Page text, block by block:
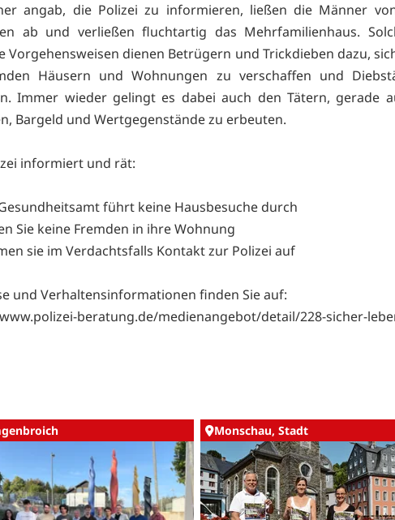
angab, die Polizei zu informieren, ließen die Männer
ab und verließen fluchtartig das Mehrfamilienhaus.
Vorgehensweisen dienen Betrügern und Trickdieben dazu,
Häusern und Wohnungen zu verschaffen und
Immer wieder gelingt es dabei auch den Tätern, gerade
Bargeld und Wertgegenstände zu erbeuten.
informiert und rät:
führt keine Hausbesuche durch
Sie keine Fremden in ihre Wohnung
sie im Verdachtsfalls Kontakt zur Polizei auf
und Verhaltensinformationen finden Sie auf:
beratung.de/medienangebot/detail/228-sicher-
Monschau, Stadt